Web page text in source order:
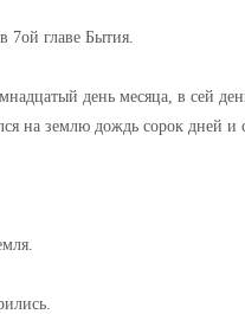
7ой главе Бытия.
день месяца, в сей
на землю дождь сорок дней и